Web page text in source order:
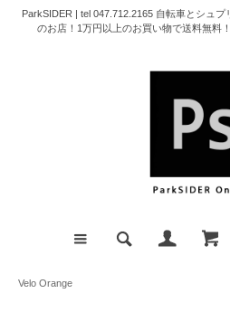
ParkSIDER | tel 047.712.2165 自転車とシュ
のお店！1万円以上のお買い物で送料無料
Velo Orange